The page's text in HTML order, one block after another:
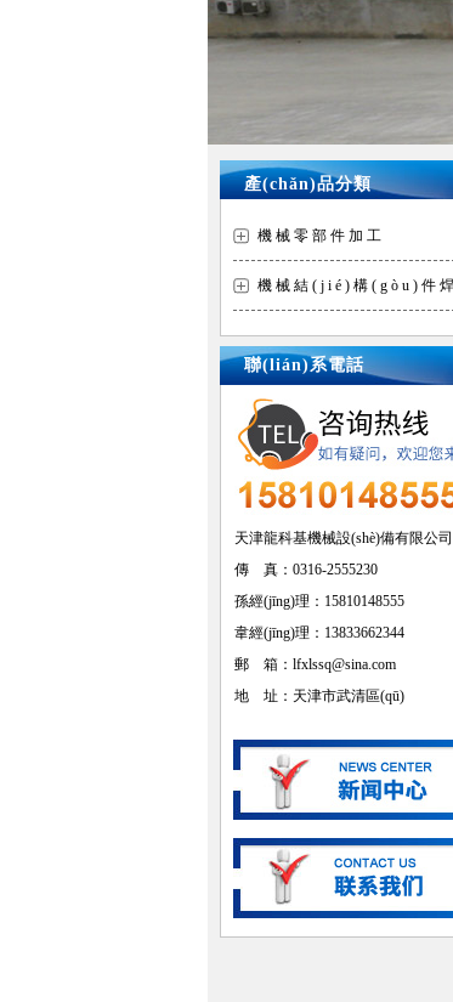
產(chǎn)品分類
機械零部件加工
機械結(jié)構(gòu)件
聯(lián)系電話
天津龍科基機械設(shè)備有限公司
傳 真：0316-2555230
孫經(jīng)理：15810148555
韋經(jīng)理：13833662344
郵 箱：lfxlssq@sina.com
地 址：天津市武清區(qū)